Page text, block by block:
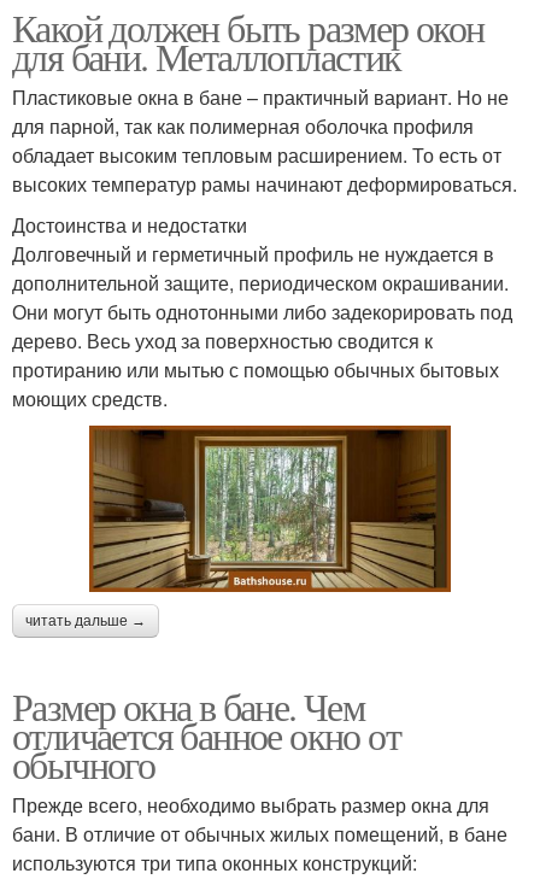
Какой должен быть размер окон
для бани. Металлопластик
Пластиковые окна в бане – практичный вариант. Но не
для парной, так как полимерная оболочка профиля
обладает высоким тепловым расширением. То есть от
высоких температур рамы начинают деформироваться.
Достоинства и недостатки
Долговечный и герметичный профиль не нуждается в
дополнительной защите, периодическом окрашивании.
Они могут быть однотонными либо задекорировать под
дерево. Весь уход за поверхностью сводится к
протиранию или мытью с помощью обычных бытовых
моющих средств.
читать дальше →
Размер окна в бане. Чем
отличается банное окно от
обычного
Прежде всего, необходимо выбрать размер окна для
бани. В отличие от обычных жилых помещений, в бане
используются три типа оконных конструкций: